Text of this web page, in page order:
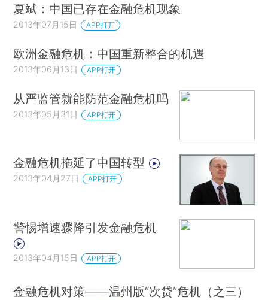
夏斌：中国已存在金融危机现象
2013年07月15日 APP打开
欧洲金融危机：中国重新整合的机遇
2013年06月13日 APP打开
从严监管就能防范金融危机吗
2013年05月31日 APP打开
金融危机拖延了中国转型
2013年04月27日 APP打开
警惕增速骤降引发金融危机
2013年04月15日 APP打开
金融危机对策——温州版“次贷”危机（之三）